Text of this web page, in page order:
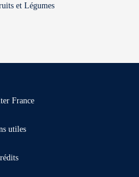
et Légumes
France
utiles